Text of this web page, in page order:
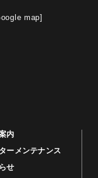
map]
内
ーメンテナンス
せ